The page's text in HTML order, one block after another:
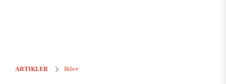
ARTIKLER Biler
Pris op til 149.900 kr! Se de dyreste biler til salg i Maribo